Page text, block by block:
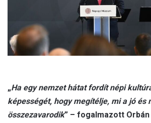
„Ha egy nemzet hátat fordít népi
képességét, hogy megítélje, mi a jó és
összezavarodik” – fogalmazott